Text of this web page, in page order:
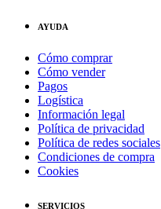
AYUDA
Cómo comprar
Cómo vender
Pagos
Logística
Información legal
Política de privacidad
Política de redes sociales
Condiciones de compra
Cookies
SERVICIOS